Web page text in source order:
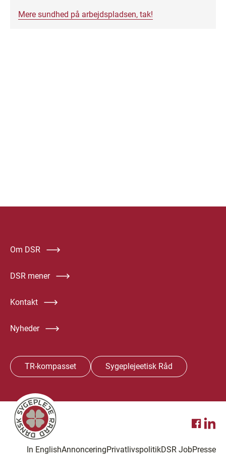
Mere sundhed på arbejdspladsen, tak!
Om DSR
DSR mener
Kontakt
Nyheder
TR-kompasset Sygeplejeetisk Råd
In EnglishAnnonceringPrivatlivspolitikDSR JobPresse